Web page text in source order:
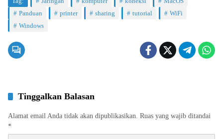
Panduan
printer sharing tutorial
WiFi
Windows
Tinggalkan Balasan
Alamat email Anda tidak akan dipublikasikan. Ruas yang wajib ditandai
*